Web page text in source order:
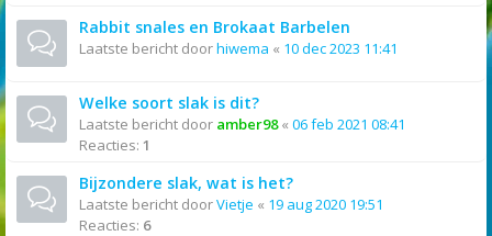
Rabbit snales en Brokaat Barbelen
Laatste bericht doorhiwema « 10 dec 2023 11:41
Welke soort slak is dit?
Laatste bericht door amber98« 06 feb 2021 08:41
Reacties: 1
Bijzondere slak, wat is het?
Laatste bericht doorVietje « 19 aug 2020 19:51
Reacties: 6